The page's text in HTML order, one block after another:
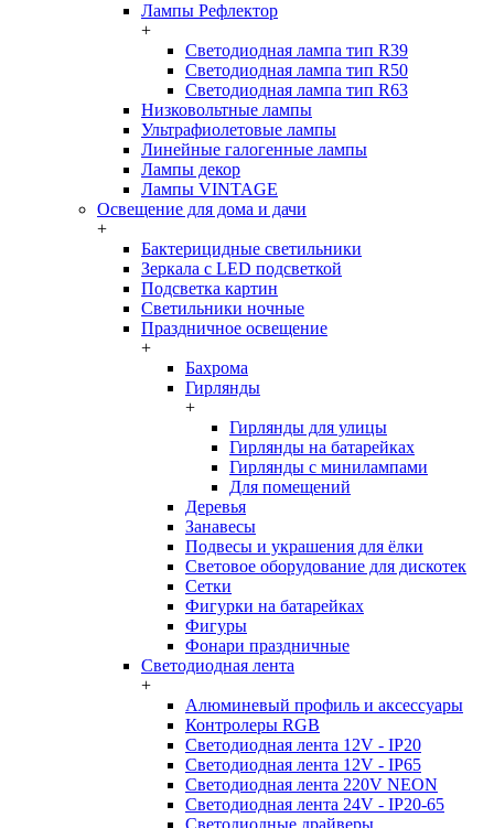
Лампы Рефлектор
+
Светодиодная лампа тип R39
Светодиодная лампа тип R50
Светодиодная лампа тип R63
Низковольтные лампы
Ультрафиолетовые лампы
Линейные галогенные лампы
Лампы декор
Лампы VINTAGE
Освещение для дома и дачи
+
Бактерицидные светильники
Зеркала с LED подсветкой
Подсветка картин
Светильники ночные
Праздничное освещение
+
Бахрома
Гирлянды
+
Гирлянды для улицы
Гирлянды на батарейках
Гирлянды с минилампами
Для помещений
Деревья
Занавесы
Подвесы и украшения для ёлки
Световое оборудование для дискотек
Сетки
Фигурки на батарейках
Фигуры
Фонари праздничные
Светодиодная лента
+
Алюминевый профиль и аксессуары
Контролеры RGB
Светодиодная лента 12V - IP20
Светодиодная лента 12V - IP65
Светодиодная лента 220V NEON
Светодиодная лента 24V - IP20-65
Светодиодные драйверы